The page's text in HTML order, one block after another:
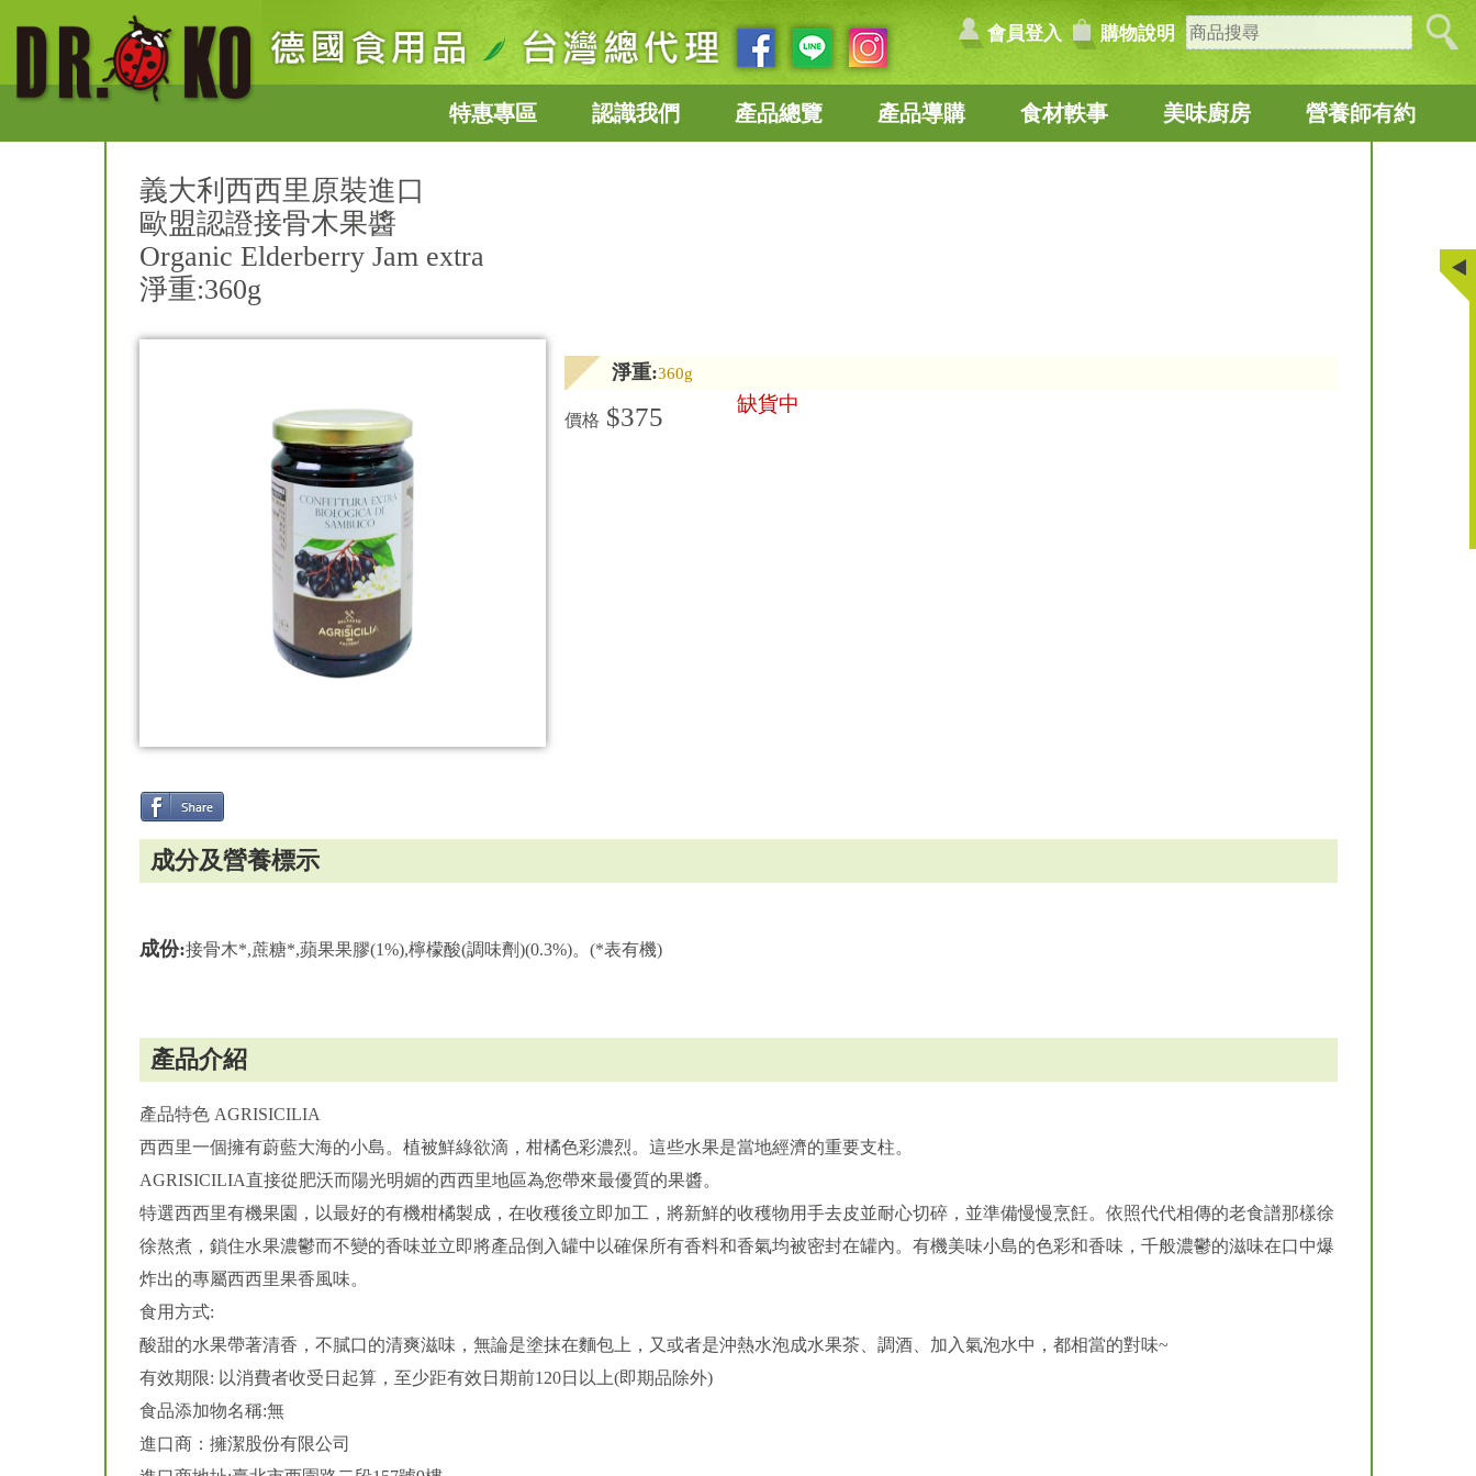
會員登入 購物說明
特惠專區 認識我們 產品總覽 產品導購 食材軼事 美味廚房 營養師有約
義大利西西里原裝進口
歐盟認證接骨木果醬
Organic Elderberry Jam extra
淨重:360g
淨重:360g
價格 $375 缺貨中
成分及營養標示
成份:接骨木*,蔗糖*,蘋果果膠(1%),檸檬酸(調味劑)(0.3%)。(*表有機)
產品介紹
產品特色 AGRISICILIA
西西里一個擁有蔚藍大海的小島。植被鮮綠欲滴，柑橘色彩濃烈。這些水果是當地經濟的重要支柱。
AGRISICILIA直接從肥沃而陽光明媚的西西里地區為您帶來最優質的果醬。
特選西西里有機果園，以最好的有機柑橘製成，在收穫後立即加工，將新鮮的收穫物用手去皮並耐心切碎，並準備慢慢烹飪。依照代代相傳的老食譜那樣徐
徐熬煮，鎖住水果濃鬱而不變的香味並立即將產品倒入罐中以確保所有香料和香氣均被密封在罐內。有機美味小島的色彩和香味，千般濃鬱的滋味在口中爆
炸出的專屬西西里果香風味。
食用方式:
酸甜的水果帶著清香，不膩口的清爽滋味，無論是塗抹在麵包上，又或者是沖熱水泡成水果茶、調酒、加入氣泡水中，都相當的對味~
有效期限: 以消費者收受日起算，至少距有效日期前120日以上(即期品除外)
食品添加物名稱:無
進口商：擁潔股份有限公司